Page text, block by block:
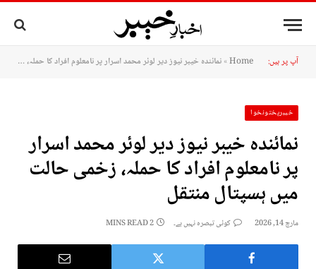
آپ پر ہیں: Home
»نمائندہ خیبر نیوز دیر لوئر محمد اسرار پر نامعلوم افراد کا حملہ، زخمی حالت میں ہسپتال منتقل
خیبرپختونخوا
نمائندہ خیبر نیوز دیر لوئر محمد اسرار
پر نامعلوم افراد کا حملہ، زخمی حالت
میں ہسپتال منتقل
مارچ 14, 2026 کوئی تبصرہ نہیں ہے۔ 2 MINS READ